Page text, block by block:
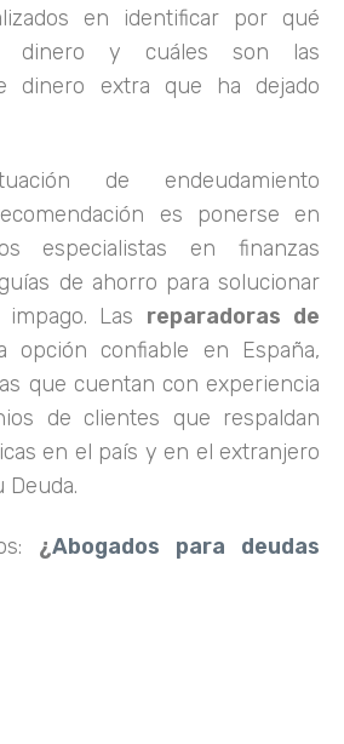
en identificar por qué
dinero y cuáles son las
dinero extra que ha dejado
de endeudamiento
es ponerse en
especialistas en finanzas
de ahorro para solucionar
Las reparadoras de
opción confiable en España,
que cuentan con experiencia
de clientes que respaldan
en el país y en el extranjero
Deuda.
¿Abogados para deudas